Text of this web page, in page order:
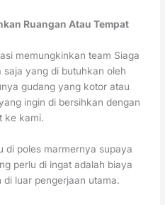
Ruangan Atau Tempat
memungkinkan team Siaga
yang di butuhkan oleh
gudang yang kotor atau
ingin di bersihkan dengan
ke kami.
di poles marmernya supaya
perlu di ingat adalah biaya
luar pengerjaan utama.